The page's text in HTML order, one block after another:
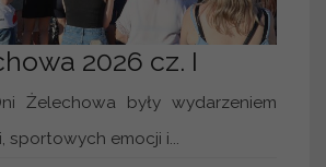
2026 cz. I
Żelechowa były wydarzeniem
sportowych emocji i...